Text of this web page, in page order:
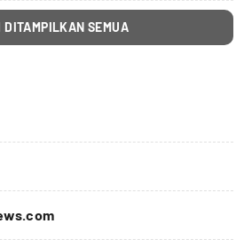
DITAMPILKAN SEMUA